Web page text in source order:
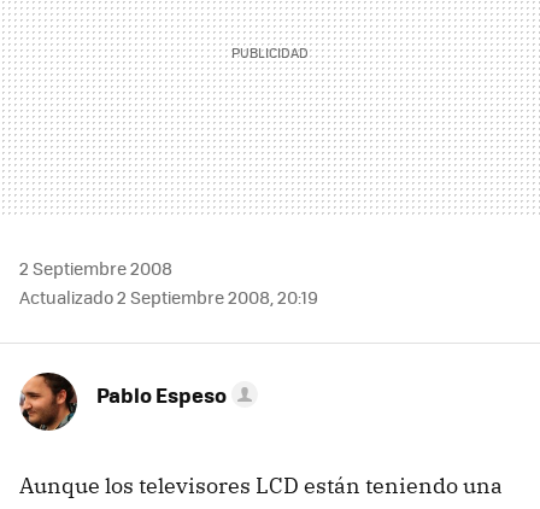
2 Septiembre 2008
Actualizado 2 Septiembre 2008, 20:19
Pablo Espeso
Aunque los televisores LCD están teniendo una